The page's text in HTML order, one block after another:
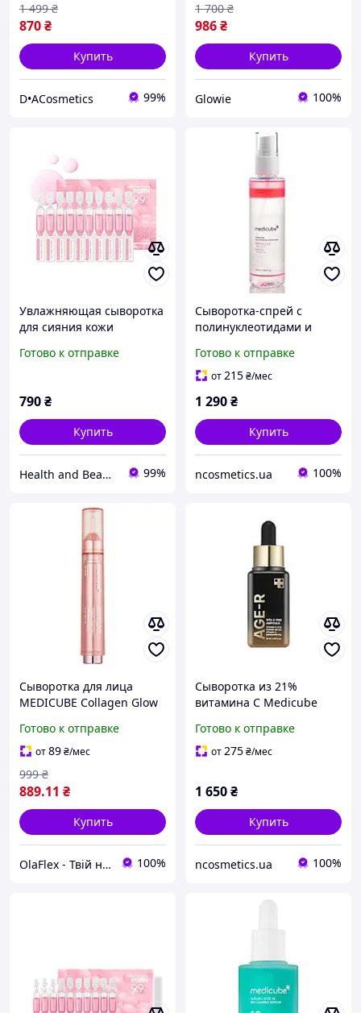
870₴
1 499 ₴
Купить
D•ACosmetics 99%
986₴
1 700 ₴
Купить
Glowie 100%
Увлажняющая сыворотка
для сияния кожи
Day Serum 10 шт. с
Готово к отправке
790₴
Купить
Health and Beauty 99%
Сыворотка-спрей с
полинуклеотидами и
кожи Medicube PDRN Pink
Glutathione Serum Mist
Готово к отправке
от215₴/мес
1 290₴
Купить
ncosmetics.ua 100%
Сыворотка для лица
MEDICUBE Collagen Glow
сияние, упругость и
интенсивное увлажнение
кожи
Готово к отправке
от89₴/мес
889.11 ₴
999 ₴
Купить
OlaFlex - Твій надійний партнер в світі краси! 100%
Сыворотка из 21%
витамина C Medicube
20 мл против пигментных
пятен
Готово к отправке
от275₴/мес
1 650₴
Купить
ncosmetics.ua 100%